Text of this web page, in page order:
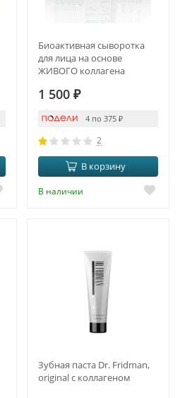
Биоактивная сыворотка
для лица на основе
ЖИВОГО коллагена
1 500 ₽
4 по 375 ₽
2
В корзину
В наличии
Зубная паста Dr. Fridman,
original с коллагеном